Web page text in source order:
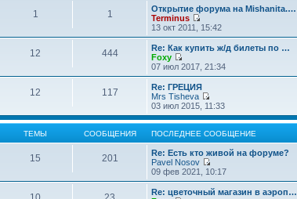
1 1
Открытие форума на Mishanita.…
Terminus
П
е
р
е
й
т
и
к
п
о
с
л
е
н
е
м
у
с
13 окт 2011, 15:42
12 444
Re: Как купить ж/д билеты по …
Foxy
П
е
р
е
й
т
и
к
п
о
с
л
е
н
07 июл 2017, 21:34
12 117
Re: ГРЕЦИЯ
Mrs Tisheva
П
е
р
е
й
т
к
п
о
03 июл 2015, 11:33
ТЕМЫ СООБЩЕНИЯ ПОСЛЕДНЕЕ СООБЩЕНИЕ
15 201
Re: Есть кто живой на форуме?
Pavel Nosov
П
е
р
09 фев 2021, 10:17
Re: цветочный магазин в аэроп…